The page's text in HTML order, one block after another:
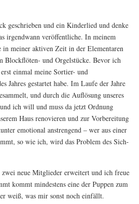
geschrieben und ein Kinderlied und denke
irgendwann veröffentliche. In meinem
meiner aktiven Zeit in der Elementaren
Blockflöten- und Orgelstücke. Bevor ich
einmal meine Sortier- und
Jahres gestartet habe. Im Laufe der Jahre
und durch die Auflösung unseres
ich will und muss da jetzt Ordnung
Haus renovieren und zur Vorbereitung
emotional anstrengend – wer aus einer
so wie ich, wird das Problem des Sich-
neue Mitglieder erweitert und ich freue
kommt mindestens eine der Puppen zum
weiß, was mir sonst noch einfällt.